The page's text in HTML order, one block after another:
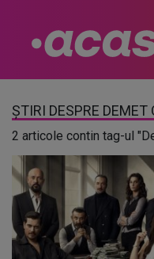
ȘTIRI DESPRE DEMET
2 articole contin tag-ul